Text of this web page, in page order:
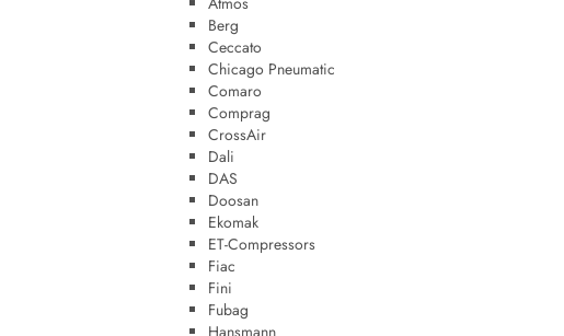
Berg
Ceccato
Chicago Pneumatic
Comaro
Comprag
CrossAir
Dali
DAS
Doosan
Ekomak
ET-Compressors
Fiac
Fini
Fubag
Hansmann